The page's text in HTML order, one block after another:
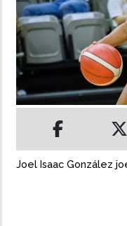
DEPORTES
MUNDO
INSÓLITAS
MULTIMEDIA
Joel Isaac González